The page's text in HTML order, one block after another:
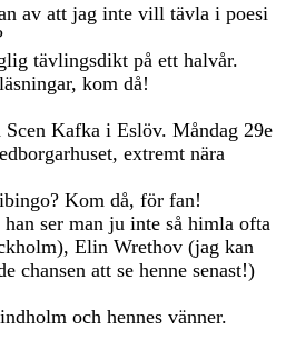
av att jag inte vill tävla i poesi
tävlingsdikt på ett halvår.
kom då!
Kafka i Eslöv. Måndag 29e
extremt nära
Kom då, för fan!
han ser man ju inte så himla ofta
Elin Wrethov (jag kan
chansen att se henne senast!)
och hennes vänner.